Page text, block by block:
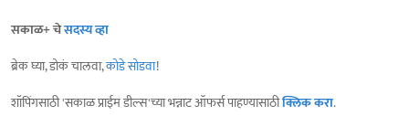
सकाळ+ चेसदस्य व्हा
ब्रेक घ्या, डोकं चालवा,कोडे सोडवा!
शॉपिंगसाठी 'सकाळ प्राईम डील्स'च्या भन्नाट ऑफर्स पाहण्यासाठीक्लिक करा.